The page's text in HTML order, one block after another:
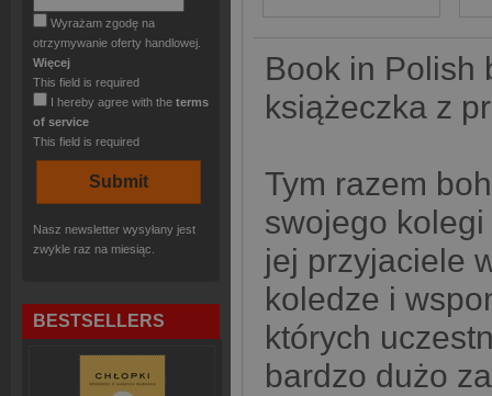
Wyrażam zgodę na
otrzymywanie oferty handlowej.
Więcej
This field is required
I hereby agree with the terms
of service
This field is required
Nasz newsletter wysyłany jest
zwykle raz na miesiąc.
BESTSELLERS
Book in Polish
książeczka z
Tym razem
swojego
jej przyjaciele
koledze i
których
bardzo dużo